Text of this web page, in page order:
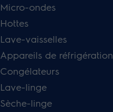
Micro-ondes
Hottes
Lave-vaisselles
Appareils de réfrigération
Congélateurs
Lave-linge
Sèche-linge